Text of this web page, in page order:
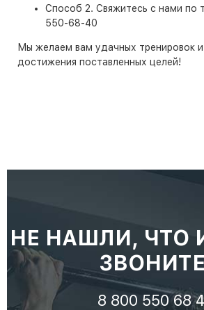
Способ 2. Свяжитесь с нами по
550-68-40
Мы желаем вам удачных тренировок
достижения поставленных целей!
НЕ НАШЛИ, ЧТО
8 800 550 68